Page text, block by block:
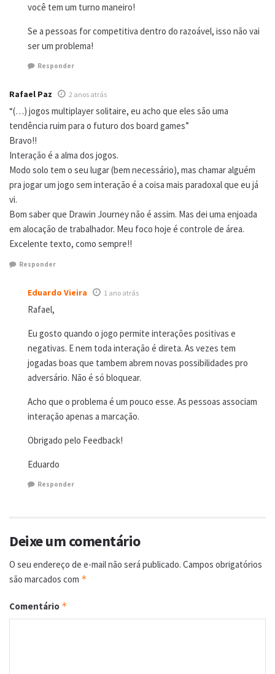
você tem um turno maneiro!
Se a pessoas for competitiva dentro do razoável, isso não vai
ser um problema!
Responder
Rafael Paz 2 anos atrás
“(…) jogos multiplayer solitaire, eu acho que eles são uma
tendência ruim para o futuro dos board games”
Bravo!!
Interação é a alma dos jogos.
Modo solo tem o seu lugar (bem necessário), mas chamar alguém
pra jogar um jogo sem interação é a coisa mais paradoxal que eu já
vi.
Bom saber que Drawin Journey não é assim. Mas dei uma enjoada
em alocação de trabalhador. Meu foco hoje é controle de área.
Excelente texto, como sempre!!
Responder
Eduardo Vieira 1 ano atrás
Rafael,
Eu gosto quando o jogo permite interações positivas e
negativas. E nem toda interação é direta. As vezes tem
jogadas boas que tambem abrem novas possibilidades pro
adversário. Não é só bloquear.
Acho que o problema é um pouco esse. As pessoas associam
interação apenas a marcação.
Obrigado pelo Feedback!
Eduardo
Responder
Deixe um comentário
O seu endereço de e-mail não será publicado. Campos obrigatórios
são marcados com *
Comentário *